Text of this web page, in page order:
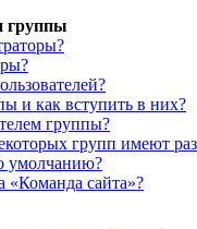
группы
и как вступить в них?
группы?
групп имеют
умолчанию?
«Команда сайта»?